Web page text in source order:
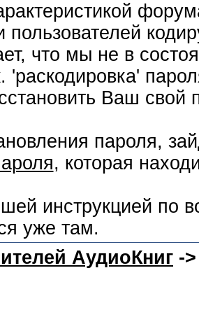
пользователей
что мы не в
'раскодировка'
Ваш свой
пароля,
, которая
инструкцией по
уже там.
АудиоКниг -